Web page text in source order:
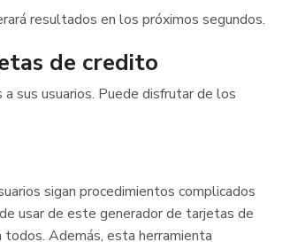
resultados en los próximos segundos.
de credito
sus usuarios. Puede disfrutar de los
sigan procedimientos complicados
usar de este generador de tarjetas de
Además, esta herramienta